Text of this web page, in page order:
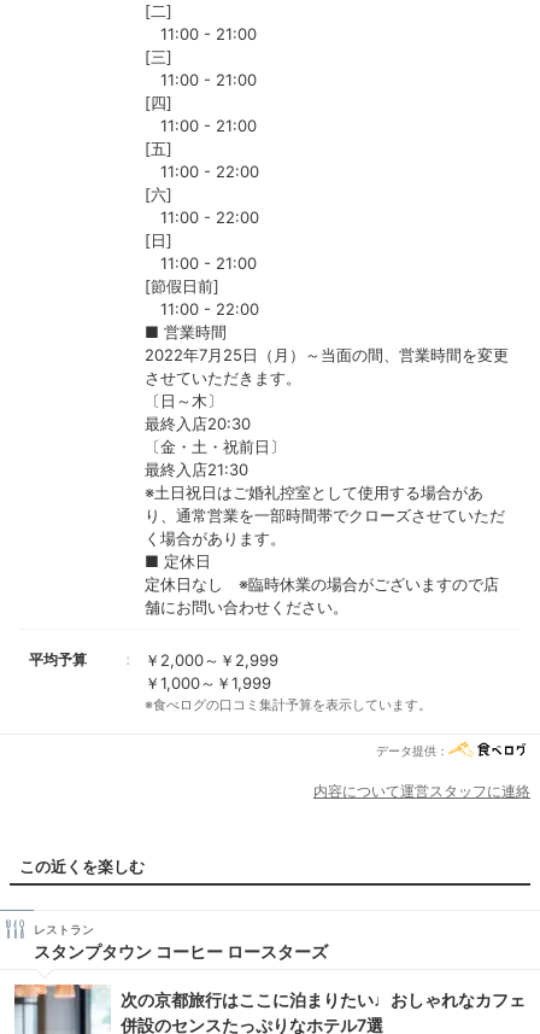
[二]
11:00 - 21:00
[三]
11:00 - 21:00
[四]
11:00 - 21:00
[五]
11:00 - 22:00
[六]
11:00 - 22:00
[日]
11:00 - 21:00
[節假日前]
11:00 - 22:00
■ 営業時間
2022年7月25日（月）～当面の間、営業時間を変更
させていただきます。
〔日～木〕
最終入店20:30
〔金・土・祝前日〕
最終入店21:30
※土日祝日はご婚礼控室として使用する場合があ
り、通常営業を一部時間帯でクローズさせていただ
く場合があります。
■ 定休日
定休日なし ※臨時休業の場合がございますので店
舗にお問い合わせください。
平均予算
￥2,000～￥2,999
￥1,000～￥1,999
※食べログの口コミ集計予算を表示しています。
データ提供：
内容について運営スタッフに連絡
この近くを楽しむ
レストラン
スタンプタウン コーヒー ロースターズ
次の京都旅行はここに泊まりたい♩おしゃれなカフェ
併設のセンスたっぷりなホテル7選